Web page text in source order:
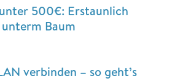
500€: Erstaunlich
Baum
verbinden – so geht’s